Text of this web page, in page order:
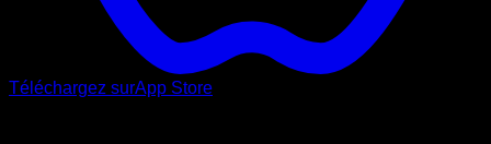
Téléchargez surApp Store